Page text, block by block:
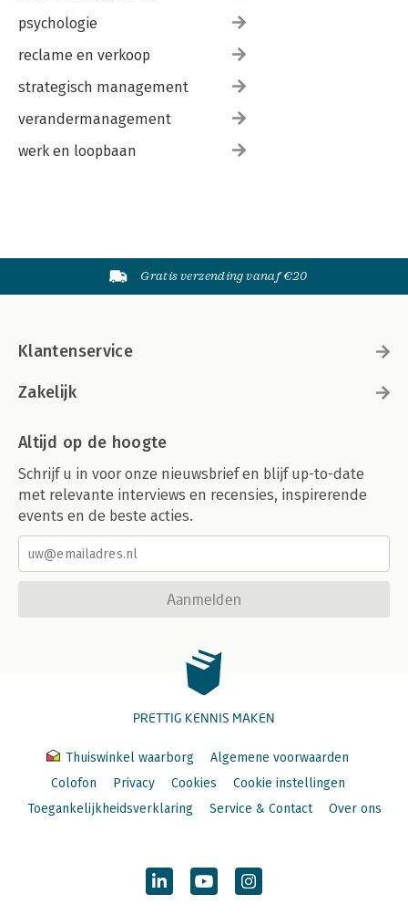
psychologie
reclame en verkoop
strategisch management
verandermanagement
werk en loopbaan
Gratis verzending vanaf €20
Klantenservice
Zakelijk
Altijd op de hoogte
Schrijf u in voor onze nieuwsbrief en blijf up-to-date
met relevante interviews en recensies, inspirerende
events en de beste acties.
Aanmelden
PRETTIG KENNIS MAKEN
Thuiswinkel waarborg
Algemene voorwaarden
Colofon
Privacy Cookies
Cookie instellingen
Toegankelijkheidsverklaring
Service & Contact Over ons